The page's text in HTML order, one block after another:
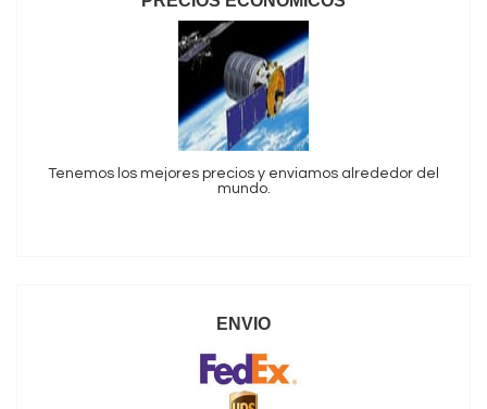
Tenemos los mejores precios y enviamos alrededor del
mundo.
ENVIO